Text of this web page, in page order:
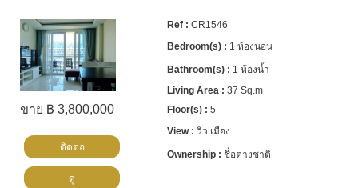
ขาย ฿ 3,800,000
CR1546
1 ห้องนอน
1 ห้องน้ำ
37 Sq.m
5
วิว เมือง
ชื่อต่างชาติ
ติดต่อ
ดู